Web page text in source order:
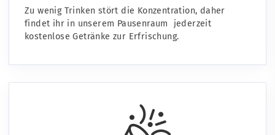
Zu wenig Trinken stört die Konzentration, daher
findet ihr in unserem Pausenraum jederzeit
kostenlose Getränke zur Erfrischung.